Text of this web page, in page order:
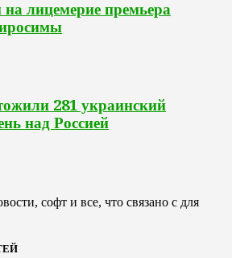
лицемерие премьера
281 украинский
над Россией
софт и все, что связано с для